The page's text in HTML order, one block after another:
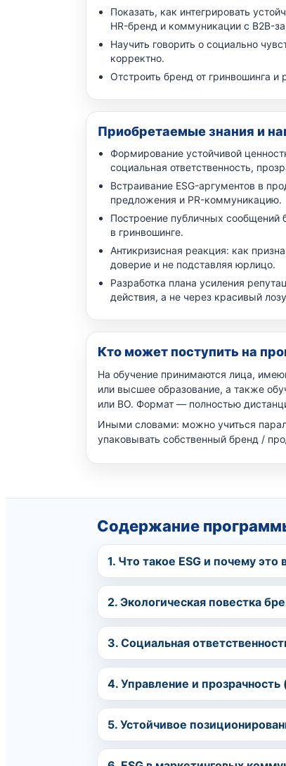
Показать, как интегрировать
HR-бренд и коммуникации с B2B-
Научить говорить о социально
корректно.
Отстроить бренд от гринвошинга
Приобретаемые знания и
Формирование устойчивой
социальная ответственность,
Встраивание ESG-аргументов в
предложения и PR-коммуникацию.
Построение публичных сообщений
в гринвошинге.
Антикризисная реакция: как
доверие и не подставляя юрлицо.
Разработка плана усиления
действия, а не через красивый
Кто может поступить на
На обучение принимаются лица,
или высшее образование, а также
или ВО. Формат — полностью
Иными словами: можно учиться
упаковывать собственный бренд /
Содержание
1. Что такое ESG и почему
2. Экологическая повестка
3. Социальная
4. Управление и
5. Устойчивое